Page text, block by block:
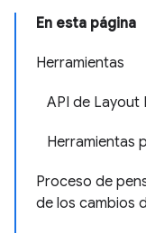
En esta página
Herramientas
API de Layout
Herramientas
Proceso de
de los cambios